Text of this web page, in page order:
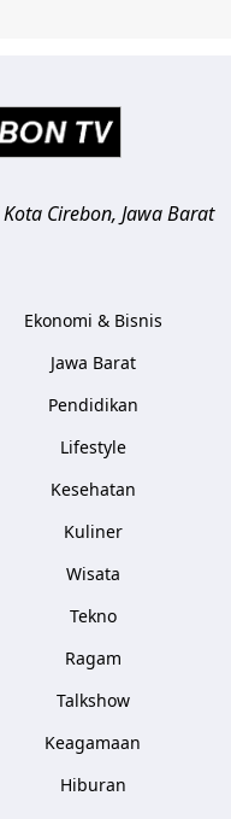
Kota Cirebon, Jawa Barat
Ekonomi & Bisnis
Jawa Barat
Pendidikan
Lifestyle
Kesehatan
Kuliner
Wisata
Tekno
Ragam
Talkshow
Keagamaan
Hiburan